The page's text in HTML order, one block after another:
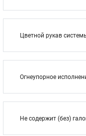
Цветной рукав
Огнеупорное
Не содержит (без)